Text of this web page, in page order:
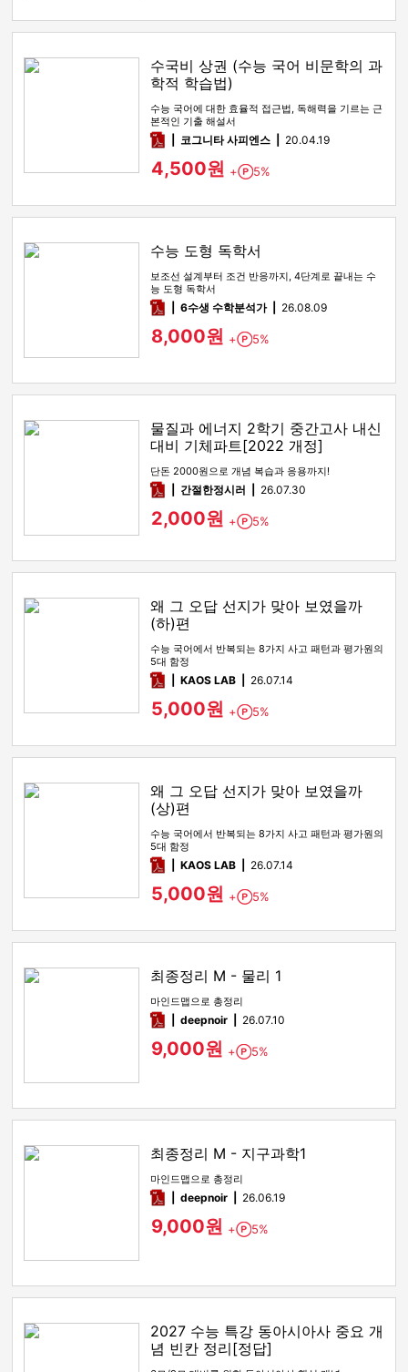
수국비 상권 (수능 국어 비문학의 과
학적 학습법)
수능 국어에 대한 효율적 접근법, 독해력을 기르는 근
본적인 기출 해설서
pdf코그니타 사피엔스 20.04.19
4,500원 + Point
5%
수능 도형 독학서
보조선 설계부터 조건 반응까지, 4단계로 끝내는 수
능 도형 독학서
pdf6수생 수학분석가 26.08.09
8,000원 + Point
5%
물질과 에너지 2학기 중간고사 내신
대비 기체파트[2022 개정]
단돈 2000원으로 개념 복습과 응용까지!
pdf간절한정시러 26.07.30
2,000원 + Point
5%
왜 그 오답 선지가 맞아 보였을까
(하)편
수능 국어에서 반복되는 8가지 사고 패턴과 평가원의
5대 함정
pdfKAOS LAB 26.07.14
5,000원 + Point
5%
왜 그 오답 선지가 맞아 보였을까
(상)편
수능 국어에서 반복되는 8가지 사고 패턴과 평가원의
5대 함정
pdfKAOS LAB 26.07.14
5,000원 + Point
5%
최종정리 M - 물리 1
마인드맵으로 총정리
pdfdeepnoir 26.07.10
9,000원 + Point
5%
최종정리 M - 지구과학1
마인드맵으로 총정리
pdfdeepnoir 26.06.19
9,000원 + Point
5%
2027 수능 특강 동아시아사 중요 개
념 빈칸 정리[정답]